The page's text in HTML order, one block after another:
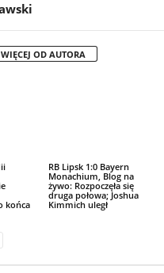
WIĘCEJ OD AUTORA
końca
RB Lipsk 1:0 Bayern
Monachium, Blog na
żywo: Rozpoczęła się
druga połowa; Joshua
Kimmich uległ